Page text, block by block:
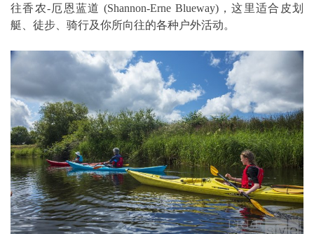
往香农-厄恩蓝道 (Shannon-Erne Blueway)，这里适合皮划
艇、徒步、骑行及你所向往的各种户外活动。